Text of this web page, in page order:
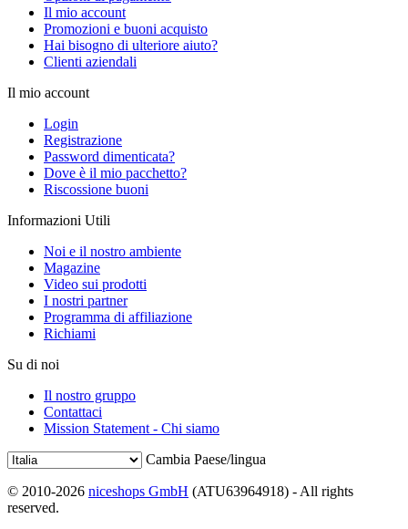
Il mio account
Promozioni e buoni acquisto
Hai bisogno di ulteriore aiuto?
Clienti aziendali
Il mio account
Login
Registrazione
Password dimenticata?
Dove è il mio pacchetto?
Riscossione buoni
Informazioni Utili
Noi e il nostro ambiente
Magazine
Video sui prodotti
I nostri partner
Programma di affiliazione
Richiami
Su di noi
Il nostro gruppo
Contattaci
Mission Statement - Chi siamo
Cambia Paese/lingua
© 2010-2026 niceshops GmbH (ATU63964918) - All rights
reserved.